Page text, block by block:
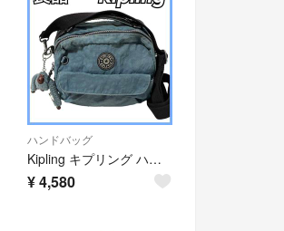
ハンドバッグ
Kipling キプリング ハンドバッグ ミニバッグ 3way CANDY キャンディ レディース コンパクト
¥4,580